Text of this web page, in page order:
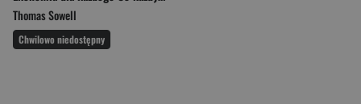
Thomas Sowell
Chwilowo niedostępny